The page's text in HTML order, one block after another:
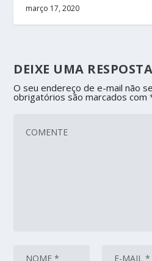
março 17, 2020
DEIXE UMA RESPOSTA
O seu endereço de e-mail não
obrigatórios são marcados com